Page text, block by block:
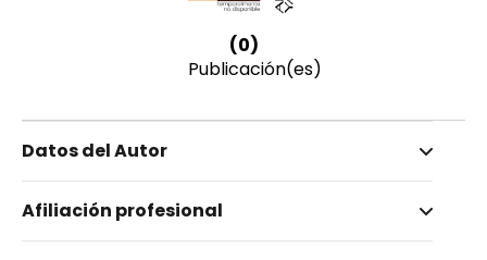
(0)
Publicación(es)
Datos del Autor
Hernández, Carlos
Afiliación profesional